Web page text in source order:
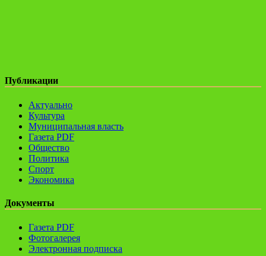
Публикации
Актуально
Культура
Муниципальная власть
Газета PDF
Общество
Политика
Спорт
Экономика
Документы
Газета PDF
Фотогалерея
Электронная подписка